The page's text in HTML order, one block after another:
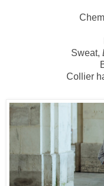
Sweat,
Collier